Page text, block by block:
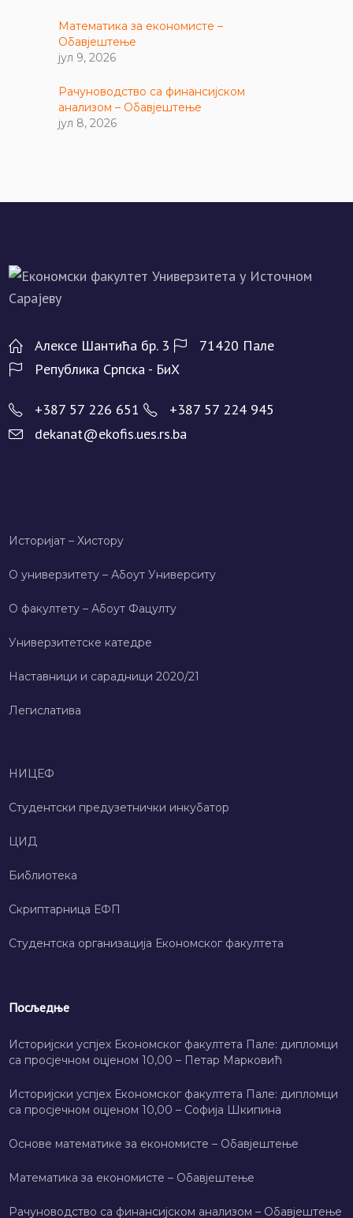
Математика за економисте –
Обавјештење
јул 9, 2026
Рачуноводство са финансијском
анализом – Обавјештење
јул 8, 2026
Алeксe Шантића бр. 3
71420 Палe
Рeпублика Српска - БиХ
+387 57 226 651
+387 57 224 945
dekanat@ekofis.ues.rs.ba
Историјат – Хисторy
О универзитету – Абоут Университy
О факултету – Абоут Фацултy
Универзитетске катедре
Наставници и сарадници 2020/21
Легислатива
НИЦЕФ
Студентски предузетнички инкубатор
ЦИД
Библиотека
Скриптарница ЕФП
Студентска организација Економског факултета
Посљедње
Историјски успјех Економског факултета Пале: дипломци
са просјечном оцјеном 10,00 – Петар Марковић
Историјски успјех Економског факултета Пале: дипломци
са просјечном оцјеном 10,00 – Софија Шкипина
Основе математике за економисте – Обавјештење
Математика за економисте – Обавјештење
Рачуноводство са финансијском анализом – Обавјештење